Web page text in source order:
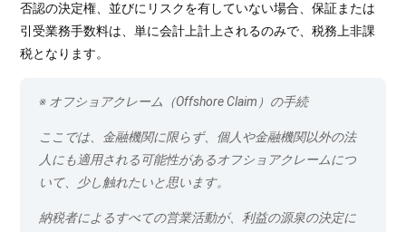
否認の決定権、並びにリスクを有していない場合、保証または
引受業務手数料は、単に会計上計上されるのみで、税務上非課
税となります。
※ オフショアクレーム（Offshore Claim）の手続
ここでは、金融機関に限らず、個人や金融機関以外の法
人にも適用される可能性があるオフショアクレームにつ
いて、少し触れたいと思います。
納税者によるすべての営業活動が、利益の源泉の決定に